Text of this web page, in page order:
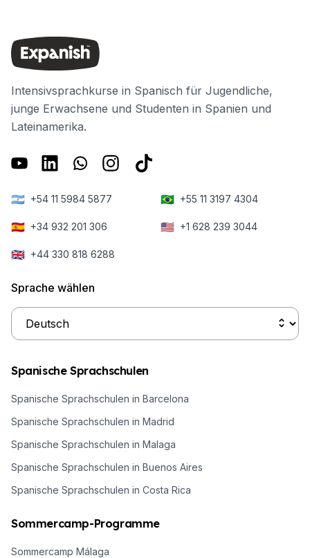
Intensivsprachkurse in Spanisch für Jugendliche,
junge Erwachsene und Studenten in Spanien und
Lateinamerika.
🇦🇷 +54 11 5984 5877 🇧🇷 +55 11 3197 4304
🇪🇸 +34 932 201 306 🇺🇸 +1 628 239 3044
🇬🇧 +44 330 818 6288
Sprache wählen
Spanische Sprachschulen
Spanische Sprachschulen in Barcelona
Spanische Sprachschulen in Madrid
Spanische Sprachschulen in Malaga
Spanische Sprachschulen in Buenos Aires
Spanische Sprachschulen in Costa Rica
Sommercamp-Programme
Sommercamp Málaga